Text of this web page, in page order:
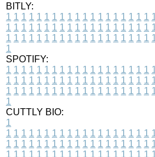
BITLY:
1 1 1 1 1 1 1 1 1 1 1 1 1 1 1 1 1 1 1
1 1 1 1 1 1 1 1 1 1 1 1 1 1 1 1 1 1 1
1 1 1 1 1 1 1 1 1 1 1 1 1 1 1 1 1 1 1
1
SPOTIFY:
1 1 1 1 1 1 1 1 1 1 1 1 1 1 1 1 1 1 1
1 1 1 1 1 1 1 1 1 1 1 1 1 1 1 1 1 1 1
1 1 1 1 1 1 1 1 1 1 1 1 1 1 1 1 1 1 1
1
CUTTLY BIO:
1
1 1 1 1 1 1 1 1 1 1 1 1 1 1 1 1 1 1 1
1 1 1 1 1 1 1 1 1 1 1 1 1 1 1 1 1 1 1
1 1 1 1 1 1 1 1 1 1 1 1 1 1 1 1 1 1 1